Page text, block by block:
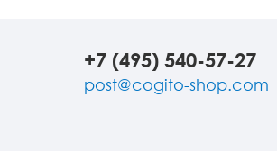
+7 (495) 540-57-27
post@cogito-shop.com